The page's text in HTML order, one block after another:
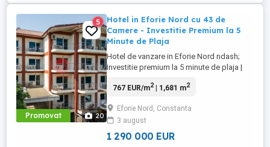
Promovat 20
5
Hotel in Eforie Nord cu 43 de
Camere - Investitie Premium la 5
Minute de Plaja
Hotel de vanzare in Eforie Nord ndash;
Investitie premium la 5 minute de plaja |
in turismul de pe litoral? Descopera Hotel
proprietati de pe litoralul romanesc, acum
disponibil spre vanzare. Situat excelent,
pe strada ...
767 EUR/m2| 1,681 m2
Eforie Nord, Constanta
3 august
1 290 000 EUR